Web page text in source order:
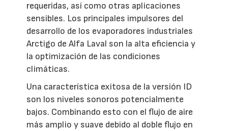
requeridas, así como otras aplicaciones
sensibles. Los principales impulsores del
desarrollo de los evaporadores industriales
Arctigo de Alfa Laval son la alta eficiencia y
la optimización de las condiciones
climáticas.
Una característica exitosa de la versión ID
son los niveles sonoros potencialmente
bajos. Combinando esto con el flujo de aire
más amplio y suave debido al doble flujo en